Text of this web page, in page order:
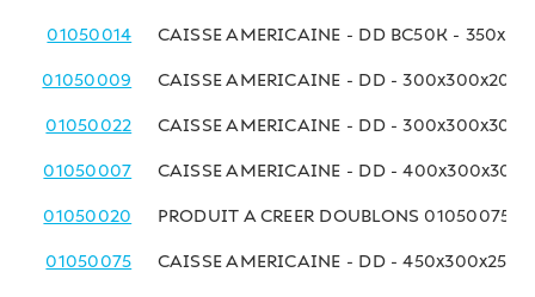
01050014 CAISSE AMERICAINE - DD BC50K -
01050009 CAISSE AMERICAINE - DD - 300x300x200
01050022 CAISSE AMERICAINE - DD - 300x300x300
01050007 CAISSE AMERICAINE - DD - 400x300x300
01050020 PRODUIT A CREER DOUBLONS 01050075
01050075 CAISSE AMERICAINE - DD - 450x300x250